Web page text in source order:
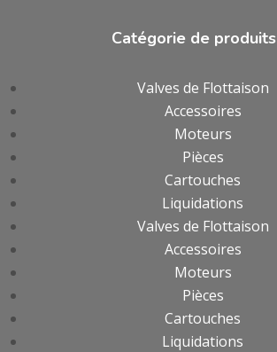
Catégorie de produits
Valves de Flottaison
Accessoires
Moteurs
Pièces
Cartouches
Liquidations
Valves de Flottaison
Accessoires
Moteurs
Pièces
Cartouches
Liquidations